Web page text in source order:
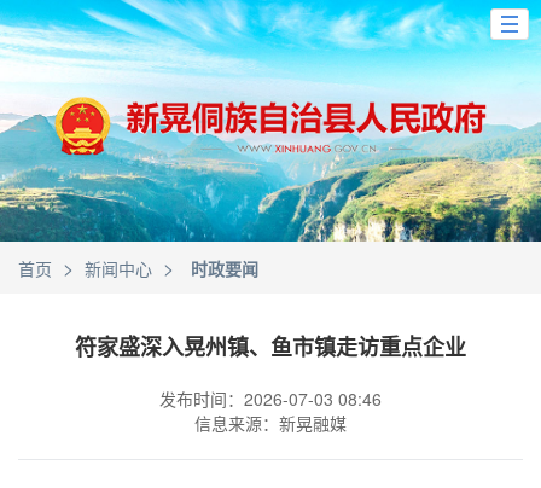
首页 > 新闻中心 > 时政要闻
符家盛深入晃州镇、鱼市镇走访重点企业
发布时间：2026-07-03 08:46
信息来源：新晃融媒